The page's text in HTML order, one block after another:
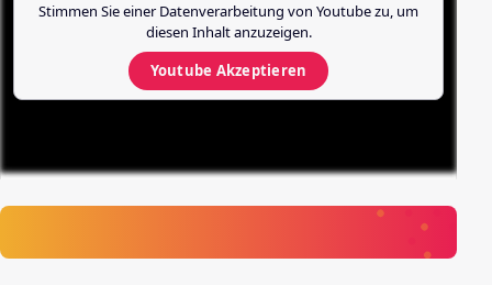
Stimmen Sie einer Datenverarbeitung von Youtubezu, um
diesen Inhalt anzuzeigen.
Youtube Akzeptieren